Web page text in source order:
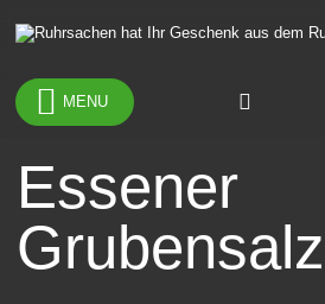
MENU
Essener
Grubensalz